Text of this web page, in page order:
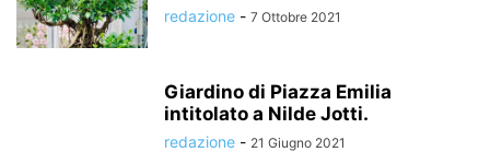
redazione - 7 Ottobre 2021
Giardino di Piazza Emilia
intitolato a Nilde Jotti.
redazione - 21 Giugno 2021